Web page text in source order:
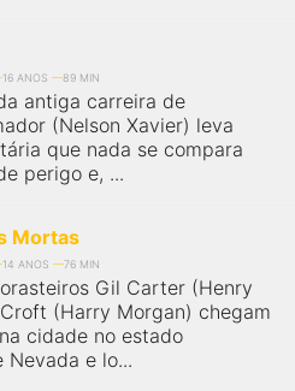
16 ANOS 89 MIN
antiga carreira de
(Nelson Xavier) leva
que nada se compara
perigo e, ...
Mortas
14 ANOS 76 MIN
Gil Carter (Henry
(Harry Morgan) chegam
cidade no estado
Nevada e lo...